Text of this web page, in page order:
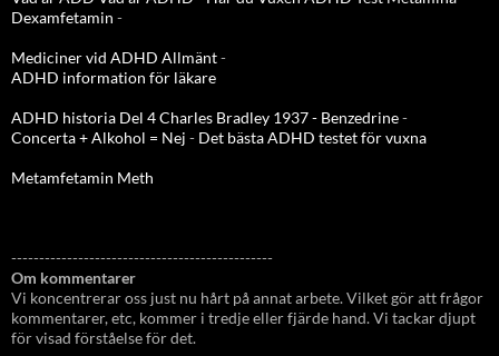
Dexamfetamin -
Mediciner vid ADHD Allmänt-
ADHD information för läkare
ADHD historia Del 4 Charles Bradley 1937 - Benzedrine-
Concerta + Alkohol = Nej - Det bästa ADHD testet för vuxna
Metamfetamin Meth
-----------------------------------------------
Om kommentarer
Vi koncentrerar oss just nu hårt på annat arbete. Vilket gör att frågor
kommentarer, etc, kommer i tredje eller fjärde hand. Vi tackar djupt
för visad förståelse för det.